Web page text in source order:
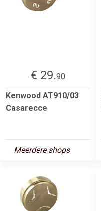
€ 29.90
Kenwood AT910/03
Casarecce
Meerdere shops